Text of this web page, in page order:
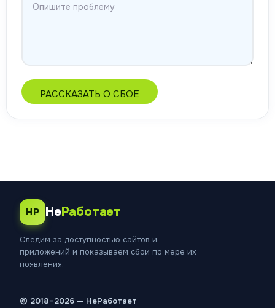
РАССКАЗАТЬ О СБОЕ
НР НеРаботает
Следим за доступностью сайтов и
приложений и показываем сбои по мере их
появления.
© 2018–2026 — НеРаботает